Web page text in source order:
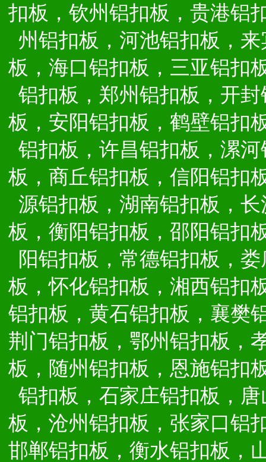
扣板，钦州铝扣板，贵港铝
州铝扣板，河池铝扣板，
板，海口铝扣板，三亚铝扣
铝扣板，郑州铝扣板，开
板，安阳铝扣板，鹤壁铝扣
铝扣板，许昌铝扣板，漯
板，商丘铝扣板，信阳铝扣
源铝扣板，湖南铝扣板，
板，衡阳铝扣板，邵阳铝扣
阳铝扣板，常德铝扣板，
板，怀化铝扣板，湘西铝扣
铝扣板，黄石铝扣板，襄樊
荆门铝扣板，鄂州铝扣板，
板，随州铝扣板，恩施铝扣
铝扣板，石家庄铝扣板，
板，沧州铝扣板，张家口铝
邯郸铝扣板，衡水铝扣板，